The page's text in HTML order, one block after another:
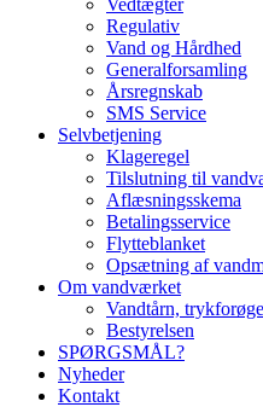
Vedtægter
Regulativ
Vand og Hårdhed
Generalforsamling
Årsregnskab
SMS Service
Selvbetjening
Klageregel
Tilslutning til
Aflæsningsskema
Betalingsservice
Flytteblanket
Opsætning af
Om vandværket
Vandtårn,
Bestyrelsen
SPØRGSMÅL?
Nyheder
Kontakt